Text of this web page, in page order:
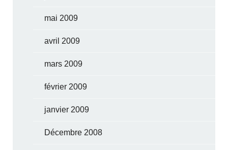
mai 2009
avril 2009
mars 2009
février 2009
janvier 2009
Décembre 2008